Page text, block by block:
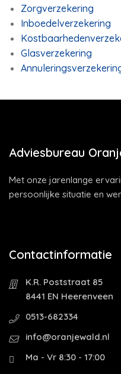
Zorgverzekering
Inboedelverzekering
Glasverzekering
Adviesbureau
Met onze jarenlange
persoonlijke situatie en
Contactinformatie
K.R. Poststraat 85
8441 EN Heerenveen
0513-682334
info@oranjewald.nl
Ma - Vr 8:30 - 17:00